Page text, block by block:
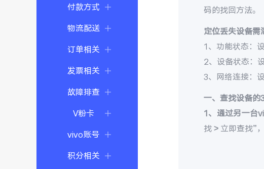
付款方式
物流配送
订单相关
发票相关
故障排查
V粉卡
vivo账号
积分相关
码的找回方法。
定位丢失设备需
1、功能状态：
2、设备状态：
3、网络连接：
一、查找设备的
1、通过另一台
找 > 立即查找”